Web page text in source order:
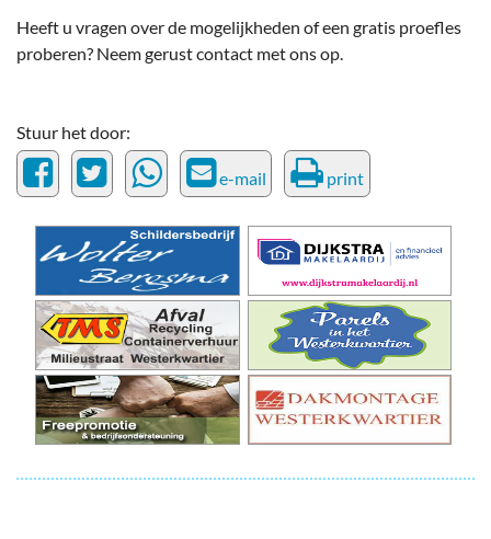
Heeft u vragen over de mogelijkheden of een gratis proefles
proberen? Neem gerust contact met ons op.
Stuur het door:
e-mail print